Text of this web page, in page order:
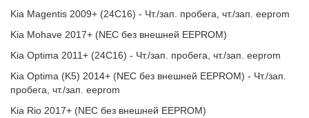
Kia Magentis 2009+ (24C16) - Чт./зап. пробега, чт./зап. eeprom
Kia Mohave 2017+ (NEC без внешней EEPROM)
Kia Optima 2011+ (24C16) - Чт./зап. пробега, чт./зап. eeprom
Kia Optima (K5) 2014+ (NEC без внешней EEPROM) - Чт./зап.
пробега, чт./зап. eeprom
Kia Rio 2017+ (NEC без внешней EEPROM)